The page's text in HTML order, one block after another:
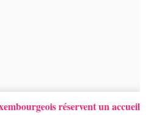
réservent un accueil